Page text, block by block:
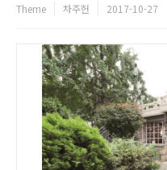
스트레이터 배성태 작가와 그래픽
Theme 차주헌 2017-10-27